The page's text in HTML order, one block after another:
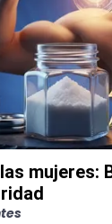
mujeres: